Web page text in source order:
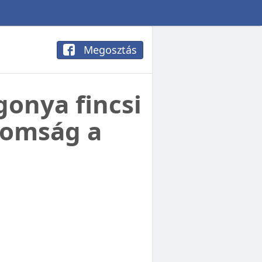
Megosztás
fincsi
a